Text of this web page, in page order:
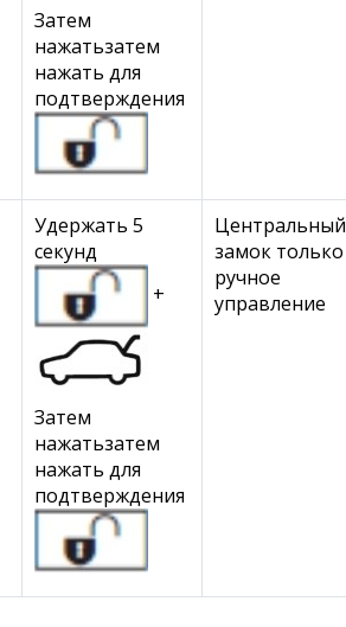
Затем
нажатьзатем
нажать для
подтверждения
Удержать 5
секунд
+
Затем
нажатьзатем
нажать для
подтверждения
Центральный
замок только
ручное
управление